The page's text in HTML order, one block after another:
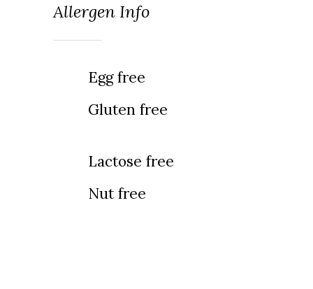
Allergen Info
Egg free
Gluten free
Lactose free
Nut free